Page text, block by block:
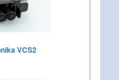
VCS2